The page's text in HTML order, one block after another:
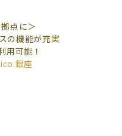
点に＞
の機能が充実
用可能！
銀座